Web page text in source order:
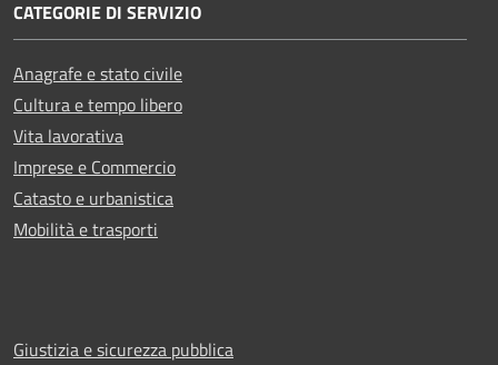
CATEGORIE DI SERVIZIO
Anagrafe e stato civile
Cultura e tempo libero
Vita lavorativa
Imprese e Commercio
Catasto e urbanistica
Mobilità e trasporti
Giustizia e sicurezza pubblica